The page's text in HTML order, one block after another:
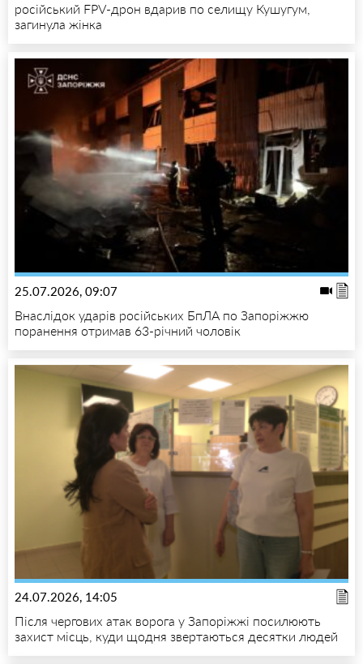
російський FPV-дрон вдарив по селищу Кушугум,
загинула жінка
25.07.2026, 09:07
Внаслідок ударів російських БпЛА по Запоріжжю
поранення отримав 63-річний чоловік
24.07.2026, 14:05
Після чергових атак ворога у Запоріжжі посилюють
захист місць, куди щодня звертаються десятки людей